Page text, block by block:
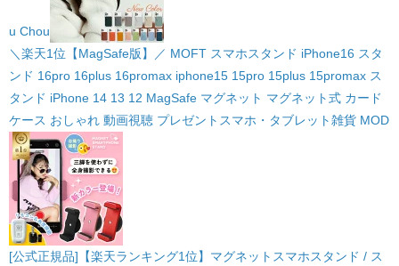
u Chou
＼楽天1位【MagSafe版】／ MOFT スマホスタンド iPhone16 スタ
ンド 16pro 16plus 16promax iphone15 15pro 15plus 15promax ス
タンド iPhone 14 13 12 MagSafe マグネット マグネット式 カード
ケース おしゃれ 動画視聴 プレゼント スマホ・タブレット雑貨 MOD
[公式正規品]【楽天ランキング1位】マグネットスマホスタンド / ス